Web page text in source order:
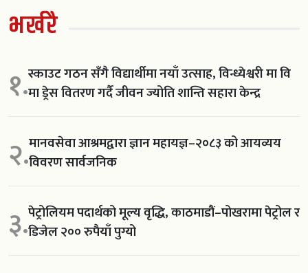
भर्खरै
१.स्काउट गठन सँगै विद्यार्थीमा नयाँ उत्साह, विन्ध्येश्वरी मा वि
मा ड्रेस वितरण गर्दै जीवन ज्योति शान्ति सहारा केन्द्र
२.मानवसेवा आश्रमद्वारा ज्ञान महायज्ञ–२०८३ को आयव्यय
विवरण सार्वजनिक
३.पेट्रोलियम पदार्थको मूल्य वृद्धि, काठमाडौं–पोखरामा पेट्रोल र
डिजेल २०० रुपैयाँ पुग्यो